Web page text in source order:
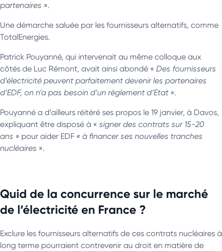
partenaires ».
Une démarche saluée par les fournisseurs alternatifs, comme
TotalEnergies.
Patrick Pouyanné, qui intervenait au même colloque aux
côtés de Luc Rémont, avait ainsi abondé « Des fournisseurs
d’électricité peuvent parfaitement devenir les partenaires
d’EDF, on n’a pas besoin d’un règlement d’Etat ».
Pouyanné a d’ailleurs réitéré ses propos le 19 janvier, à Davos,
expliquant être disposé à « signer des contrats sur 15-20
ans » pour aider EDF « à financer ses nouvelles tranches
nucléaires ».
Quid de la concurrence sur le marché
de l’électricité en France ?
Exclure les fournisseurs alternatifs de ces contrats nucléaires à
long terme pourraient contrevenir au droit en matière de